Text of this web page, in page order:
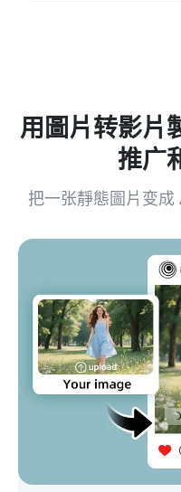
用圖片转影片
推广
把一张靜態圖片变成